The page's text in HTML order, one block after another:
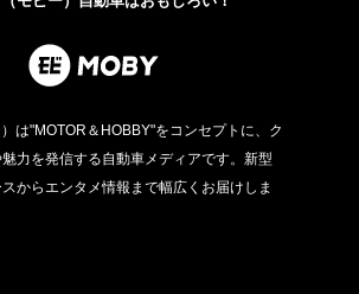
は"MOTOR＆HOBBY"をコンセプトに、ク
力を発信する自動車メディアです。新型
からエンタメ情報まで幅広くお届けしま